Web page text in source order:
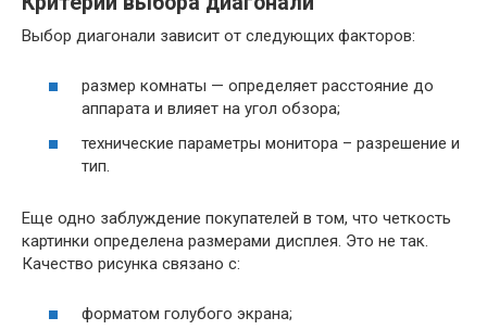
Выбор диагонали зависит от следующих факторов:
размер комнаты — определяет расстояние до
аппарата и влияет на угол обзора;
технические параметры монитора – разрешение и
тип.
Еще одно заблуждение покупателей в том, что четкость
картинки определена размерами дисплея. Это не так.
Качество рисунка связано с:
форматом голубого экрана;